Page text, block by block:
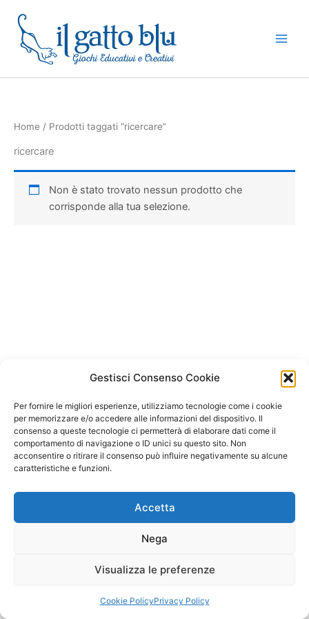
Gestisci Consenso Cookie
Per fornire le migliori esperienze, utilizziamo tecnologie come i cookie
per memorizzare e/o accedere alle informazioni del dispositivo. Il
consenso a queste tecnologie ci permetterà di elaborare dati come il
comportamento di navigazione o ID unici su questo sito. Non
acconsentire o ritirare il consenso può influire negativamente su alcune
caratteristiche e funzioni.
Accetta
Nega
Visualizza le preferenze
Cookie PolicyPrivacy Policy
contenuto
Home / Prodotti taggati “ricercare”
ricercare
Non è stato trovato nessun prodotto che
corrisponde alla tua selezione.
Copyright © 2026 Il Gatto Blu Giochi educativi Montessori e